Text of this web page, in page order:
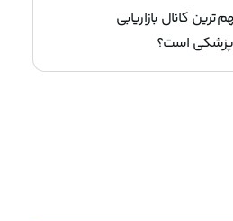
کانال بازاریابی
است؟